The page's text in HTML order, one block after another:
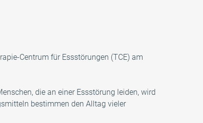
Centrum für Essstörungen (TCE) am
die an einer Essstörung leiden, wird
bestimmen den Alltag vieler